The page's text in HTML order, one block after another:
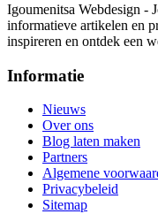
Igoumenitsa Webdesign -
informatieve artikelen en
inspireren en ontdek een
Informatie
Nieuws
Over ons
Blog laten maken
Partners
Algemene
Privacybeleid
Sitemap